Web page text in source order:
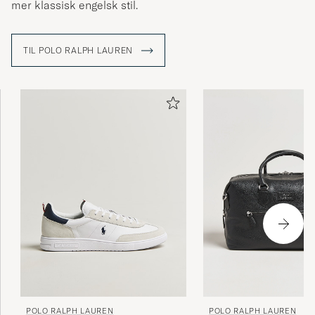
Hat alles wunderbar geklappt!
BETTINA K KJØPTE PÅ CAREOFCARL.DE
mer klassisk engelsk stil.
TIL POLO RALPH LAUREN
POLO RALPH LAUREN POLO RALPH LAUREN